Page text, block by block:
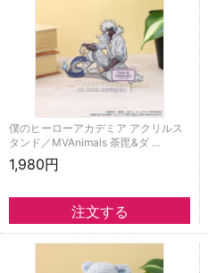
僕のヒーローアカデミア アクリルス
タンド／MVAnimals 荼毘&ダ …
1,980円